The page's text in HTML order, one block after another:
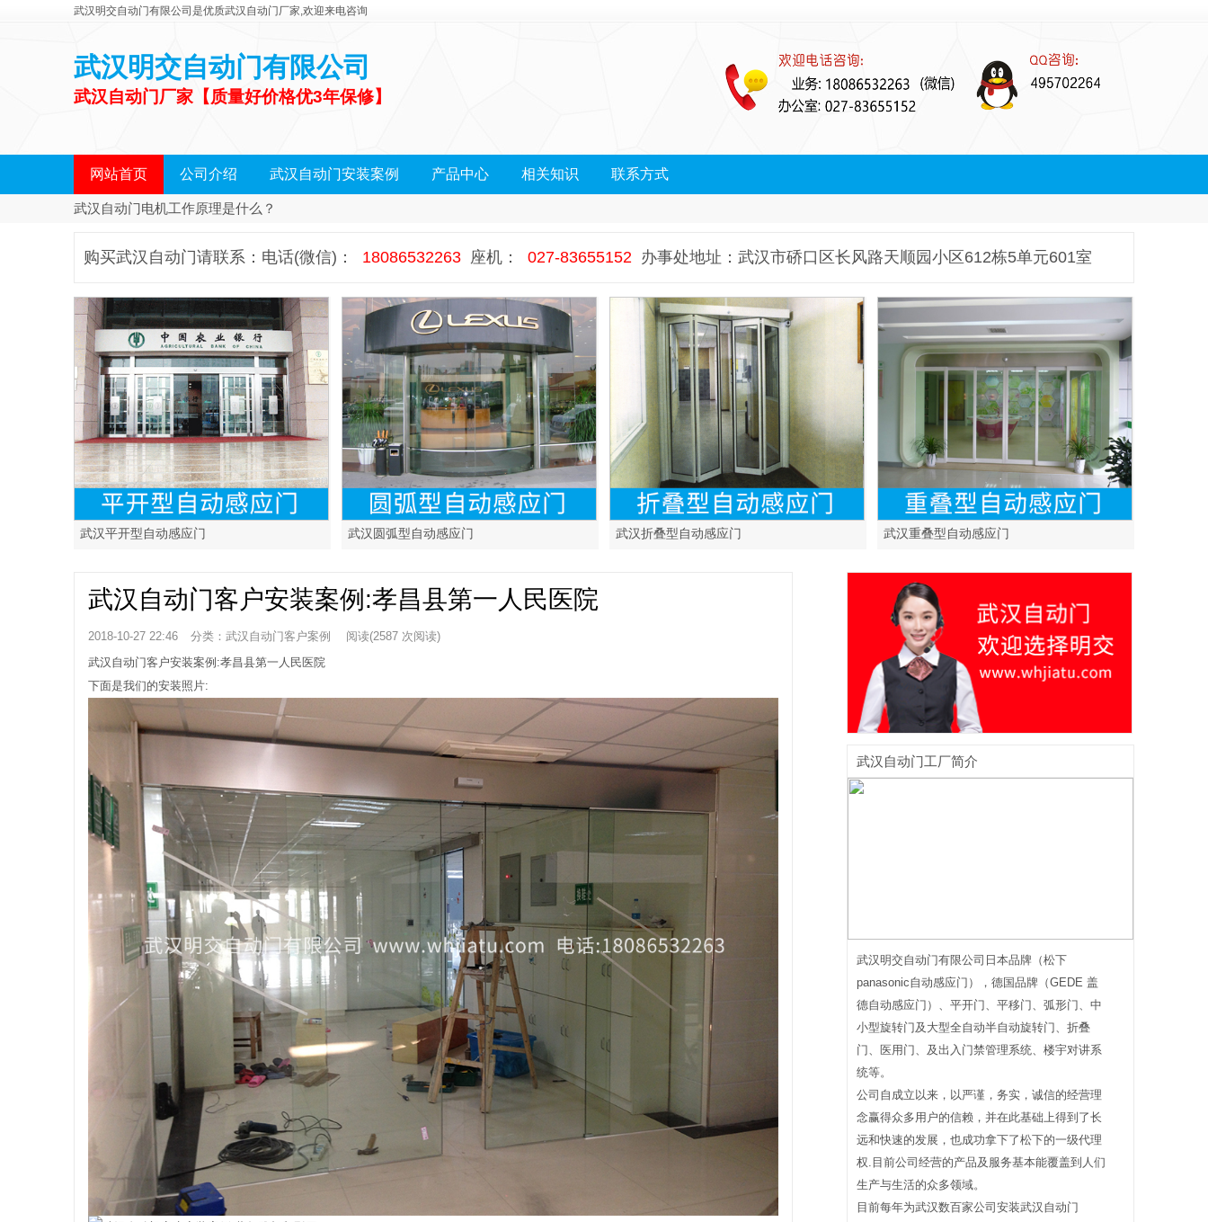
武汉明交自动门有限公司是优质武汉自动门厂家,欢迎来电咨询
武汉明交自动门有限公司
武汉自动门厂家【质量好价格优3年保修】
网站首页 公司介绍 武汉自动门安装案例 产品中心 相关知识 联系方式
武汉自动门电机工作原理是什么？
购买武汉自动门请联系： 电话(微信)： 18086532263 座机： 027-83655152 办事处地址：武汉市硚口区长风路天顺园小区612栋5单元601室
武汉平开型自动感应门 武汉圆弧型自动感应门 武汉折叠型自动感应门 武汉重叠型自动感应门
武汉自动门客户安装案例:孝昌县第一人民医院
2018-10-27 22:46 分类： 武汉自动门客户案例
阅读(2587 次阅读)
武汉自动门客户安装案例:孝昌县第一人民医院
下面是我们的安装照片:
武汉自动门工厂简介
武汉明交自动门有限公司日本品牌（松下
panasonic自动感应门），德国品牌（GEDE 盖
德自动感应门）、平开门、平移门、弧形门、中
小型旋转门及大型全自动半自动旋转门、折叠
门、医用门、及出入门禁管理系统、楼宇对讲系
统等。
公司自成立以来，以严谨，务实，诚信的经营理
念赢得众多用户的信赖，并在此基础上得到了长
远和快速的发展，也成功拿下了松下的一级代理
权.目前公司经营的产品及服务基本能覆盖到人们
生产与生活的众多领域。
目前每年为武汉数百家公司安装武汉自动门